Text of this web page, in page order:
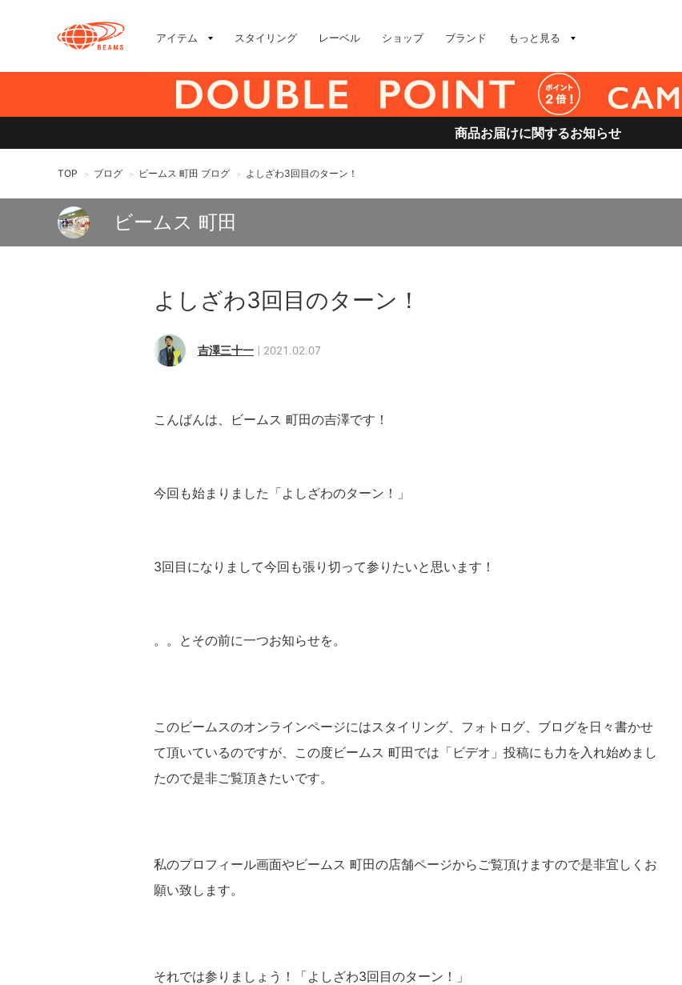
アイテム スタイリング レーベル ショップ ブランド もっと見る
商品お届けに関するお知らせ
TOP > ブログ > ビームス 町田 ブログ > よしざわ3回目のターン！
ビームス 町田
よしざわ3回目のターン！
吉澤三十一 2021.02.07
こんばんは、ビームス 町田の吉澤です！
今回も始まりました「よしざわのターン！」
3回目になりまして今回も張り切って参りたいと思います！
。。とその前に一つお知らせを。
このビームスのオンラインページにはスタイリング、フォトログ、ブログを日々書かせ
て頂いているのですが、この度ビームス 町田では「ビデオ」投稿にも力を入れ始めまし
たので是非ご覧頂きたいです。
私のプロフィール画面やビームス 町田の店舗ページからご覧頂けますので是非宜しくお
願い致します。
それでは参りましょう！「よしざわ3回目のターン！」